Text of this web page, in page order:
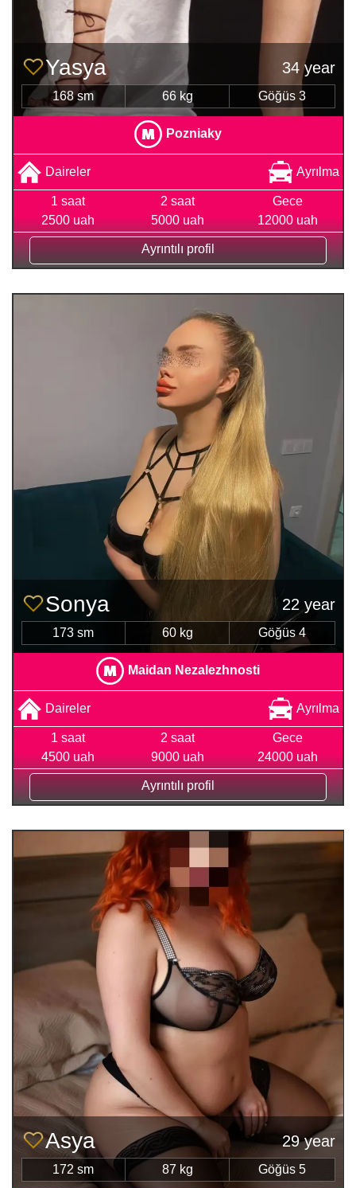
Yasya 34 year
168 sm 66 kg Göğüs 3
Pozniaky
Daireler Ayrılma
1 saat
2500 uah
2 saat
5000 uah
Gece
12000 uah
Ayrıntılı profil
Sonya 22 year
173 sm 60 kg Göğüs 4
Maidan Nezalezhnosti
Daireler Ayrılma
1 saat
4500 uah
2 saat
9000 uah
Gece
24000 uah
Ayrıntılı profil
Asya 29 year
172 sm 87 kg Göğüs 5